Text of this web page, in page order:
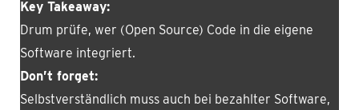
Key Takeaway:
Drum prüfe, wer (Open Source) Code in die eigene
Software integriert.
Don’t forget:
Selbstverständlich muss auch bei bezahlter Software,